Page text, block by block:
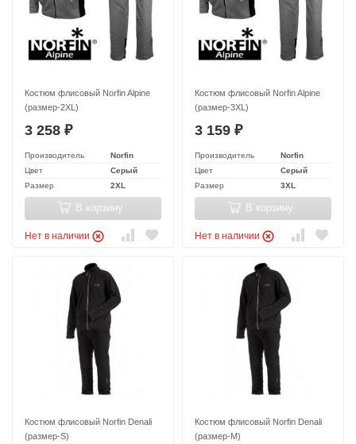
Костюм флисовый Norfin Alpine
(размер-2XL)
3 258 ₽
Производитель
Norfin
Цвет
Серый
Размер
2XL
В корзину
Нет в наличии
Костюм флисовый Norfin Alpine
(размер-3XL)
3 159 ₽
Производитель
Norfin
Цвет
Серый
Размер
3XL
В корзину
Нет в наличии
Костюм флисовый Norfin Denali
(размер-S)
Костюм флисовый Norfin Denali
(размер-M)